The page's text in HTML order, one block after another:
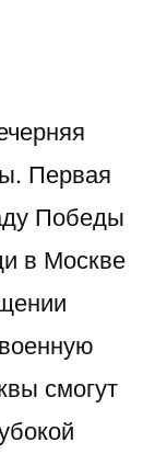
Первая
Победы
в Москве
смогут